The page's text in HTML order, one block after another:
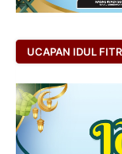
UCAPAN IDUL